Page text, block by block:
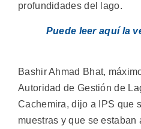
profundidades del lago.
Puede leer aquí la
Bashir Ahmad Bhat,
Autoridad de Gestión de
Cachemira, dijo a IPS que
muestras y que se estaban